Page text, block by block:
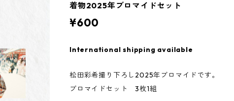
着物2025年ブロマイドセット
¥600
International shipping available
松田彩希撮り下ろし2025年ブロマイドです。
ブロマイドセット 3枚1組